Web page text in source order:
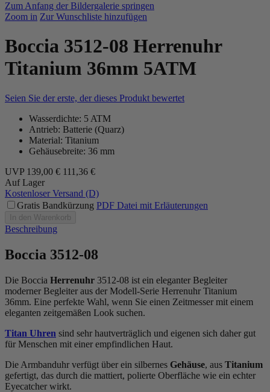
Zum Anfang der Bildergalerie springen
Zoom in Zur Wunschliste hinzufügen
Boccia 3512-08 Herrenuhr
Titanium 36mm 5ATM
Seien Sie der erste, der dieses Produkt bewertet
Wasserdichte: 5 ATM
Antrieb: Batterie (Quarz)
Material: Titanium
Gehäusebreite: 36 mm
UVP 139,00 € 111,36 €
Auf Lager
Kostenloser Versand (D)
Gratis Bandkürzung PDF Datei mit Erläuterungen
In den Warenkorb
Beschreibung
Boccia 3512-08
Die Boccia Herrenuhr 3512-08 ist ein eleganter Begleiter
moderner Begleiter aus der Modell-Serie Herrenuhr Titanium
36mm. Eine perfekte Wahl, wenn Sie einen Zeitmesser mit einem
eleganten zeitgemäßen Look suchen.
Titan Uhren sind sehr hautverträglich und eigenen sich daher gut
für Menschen mit einer empfindlichen Haut.
Die Armbanduhr verfügt über ein silbernes Gehäuse, aus Titanium
gefertigt, das durch die mattiert, polierte Oberfläche wie ein echter
Eyecatcher wirkt.